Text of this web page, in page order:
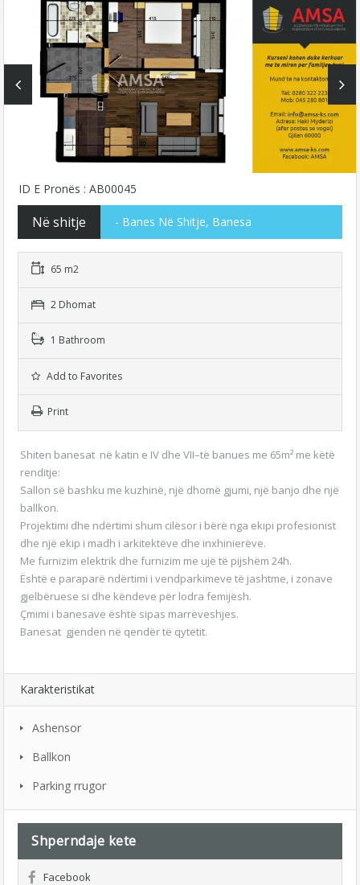
ID E Pronës : AB00045
Në shitje - Banes Në Shitje, Banesa
65 m2
2 Dhomat
1 Bathroom
Add to Favorites
Print
Shiten banesat në katin e IV dhe VII–të banues me 65m² me këtë
renditje:
Sallon së bashku me kuzhinë, një dhomë gjumi, një banjo dhe një
ballkon.
Projektimi dhe ndërtimi shum cilësor i bërë nga ekipi profesionist
dhe një ekip i madh i arkitektëve dhe inxhinierëve.
Me furnizim elektrik dhe furnizim me ujë të pijshëm 24h.
Është e paraparë ndërtimi i vendparkimeve të jashtme, i zonave
gjelbëruese si dhe këndeve për lodra femijësh.
Çmimi i banesave është sipas marrëveshjes.
Banesat gjenden në qendër të qytetit.
Karakteristikat
Ashensor
Ballkon
Parking rrugor
Shperndaje kete
Facebook